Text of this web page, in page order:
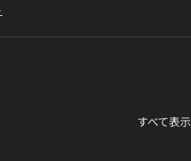
すべて表示